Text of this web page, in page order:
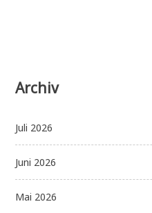
Archiv
Juli 2026
Juni 2026
Mai 2026